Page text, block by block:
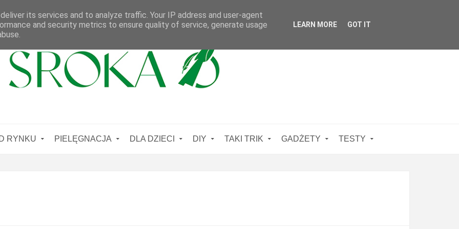
RYNKU PIELĘGNACJA DLA DZIECI DIY TAKI TRIK GADŻETY TESTY
its services and to analyze traffic. Your IP address and user-agent
and security metrics to ensure quality of service, generate usage
LEARN MORE GOT IT